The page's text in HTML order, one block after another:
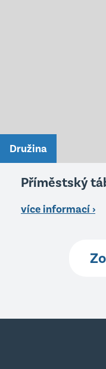
Družina
Příměstský
více informací ›